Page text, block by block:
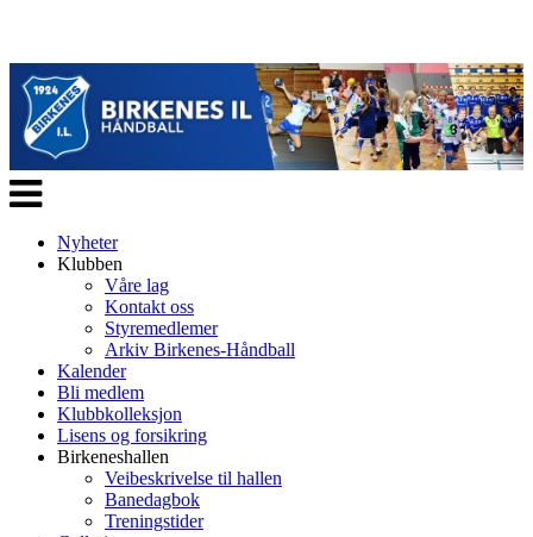
Veksle
navigasjon
Nyheter
Klubben
Våre lag
Kontakt oss
Styremedlemer
Arkiv Birkenes-Håndball
Kalender
Bli medlem
Klubbkolleksjon
Lisens og forsikring
Birkeneshallen
Veibeskrivelse til hallen
Banedagbok
Treningstider